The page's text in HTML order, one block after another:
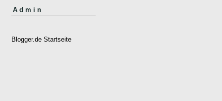
Admin
Blogger.de Startseite